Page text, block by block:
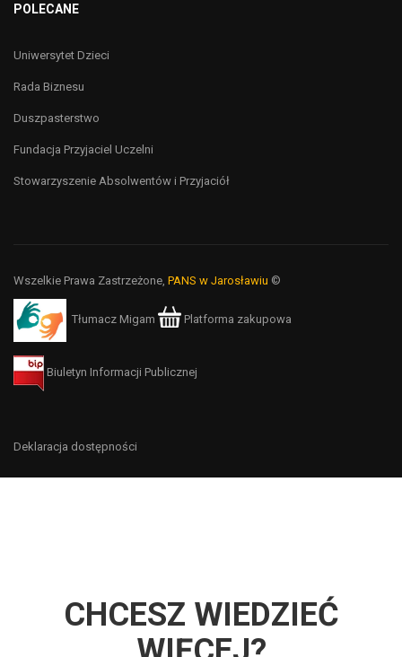
POLECANE
Uniwersytet Dzieci
Rada Biznesu
Duszpasterstwo
Fundacja Przyjaciel Uczelni
Stowarzyszenie Absolwentów i Przyjaciół
Wszelkie Prawa Zastrzeżone, PANS w Jarosławiu ©
Tłumacz Migam Platforma zakupowa
Biuletyn Informacji Publicznej
Deklaracja dostępności
CHCESZ WIEDZIEĆ